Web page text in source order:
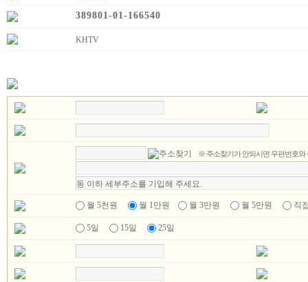
389801-01-166540
KHTV
※ 주소찾기가 안되시면 우편번호와
월 5천원 월 1만원 월 3만원 월 5만원 직
5일 15일 25일